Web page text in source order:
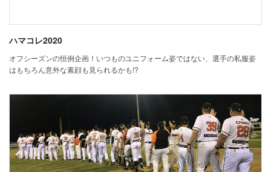
ハマコレ2020
オフシーズンの恒例企画！いつものユニフォーム姿ではない、選手の私服姿
はもちろん意外な素顔も見られるかも!?